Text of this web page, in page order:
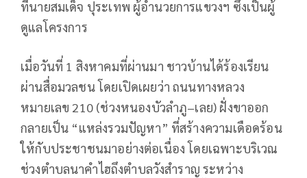
ที่นายสมเด็จ ปุระเทพ ผู้อำนวยการแขวงฯ ซึ่งเป็นผู้
ดูแลโครงการ
เมื่อวันที่ 1 สิงหาคมที่ผ่านมา ชาวบ้านได้ร้องเรียน
ผ่านสื่อมวลชน โดยเปิดเผยว่า ถนนทางหลวง
หมายเลข 210 (ช่วงหนองบัวลำภู–เลย) ฝั่งขาออก
กลายเป็น “แหล่งรวมปัญหา” ที่สร้างความเดือดร้อน
ให้กับประชาชนมาอย่างต่อเนื่อง โดยเฉพาะบริเวณ
ช่วงตำบลนาคำไฮถึงตำบลวังสำราญ ระหว่าง